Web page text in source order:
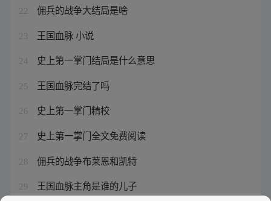
22 佣兵的战争大结局是啥
23 王国血脉 小说
24 史上第一掌门结局是什么意思
25 王国血脉完结了吗
26 史上第一掌门精校
27 史上第一掌门全文免费阅读
28 佣兵的战争布莱恩和凯特
29 王国血脉主角是谁的儿子